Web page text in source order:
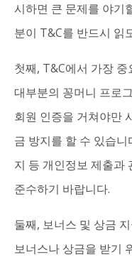
시하면 큰 문제를 야기
분이 T&C를 반드시 읽
첫째, T&C에서 가장
대부분의 꽁머니 프로
회원 인증을 거쳐야만
금 방지를 할 수 있습
지 등 개인정보 제출과
준수하기 바랍니다.
둘째, 보너스 및 상금
보너스나 상금을 받기